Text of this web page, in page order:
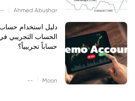
Ahmed Abushar
دليل استخدام حساب
الحساب التجريبي
حساباً تجريبياً؟
Moon
--